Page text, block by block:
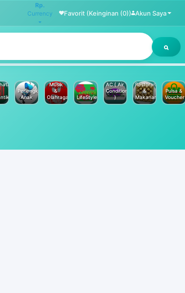
Rp.
Currency
Favorit (Keinginan (0)) Akun Saya
Perlengkapan
Anak
Musik
&
Olahraga
LifeStyle
AC ( Air
Conditioner
)
Restoran
&
Makanan
Pulsa &
Voucher